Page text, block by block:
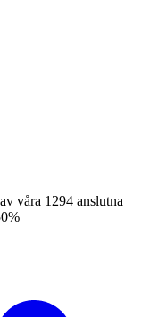
våra 1294 anslutna